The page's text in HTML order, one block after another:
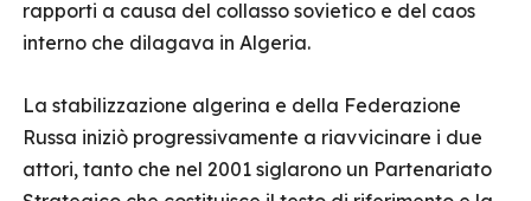
rapporti a causa del collasso sovietico e del caos
interno che dilagava in Algeria.
La stabilizzazione algerina e della Federazione
Russa iniziò progressivamente a riavvicinare i due
attori, tanto che nel 2001 siglarono un Partenariato